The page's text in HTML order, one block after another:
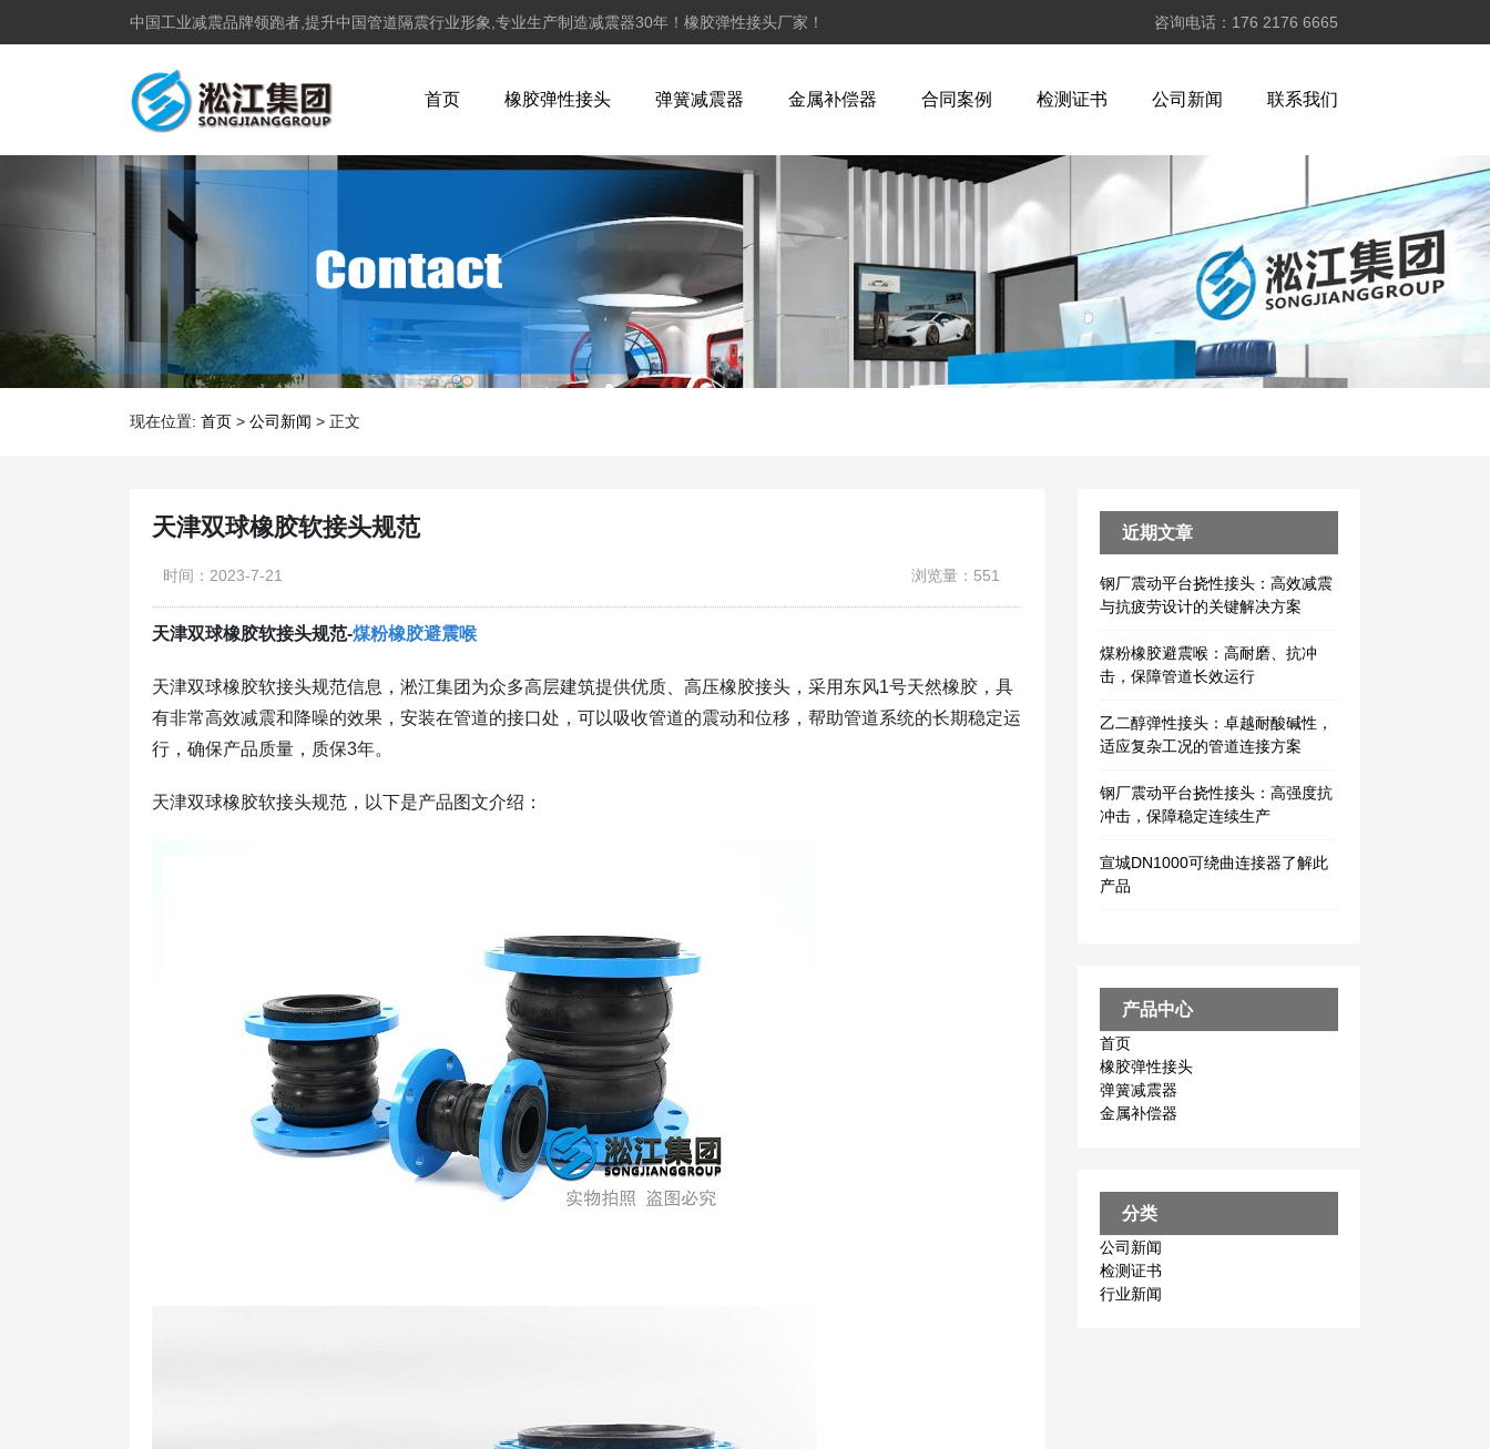
中国工业减震品牌领跑者,提升中国管道隔震行业形象,专业生产制造减震器30年！橡胶弹性接头厂家！ 咨询电话：176 2176 6665
首页 橡胶弹性接头 弹簧减震器 金属补偿器 合同案例 检测证书 公司新闻 联系我们
现在位置: 首页 > 公司新闻 > 正文
天津双球橡胶软接头规范
时间：2023-7-21 浏览量：551
天津双球橡胶软接头规范-煤粉橡胶避震喉
天津双球橡胶软接头规范信息，淞江集团为众多高层建筑提供优质、高压橡胶接头，采用东风1号天然橡胶，具
有非常高效减震和降噪的效果，安装在管道的接口处，可以吸收管道的震动和位移，帮助管道系统的长期稳定运
行，确保产品质量，质保3年。
天津双球橡胶软接头规范，以下是产品图文介绍：
近期文章
钢厂震动平台挠性接头：高效减震
与抗疲劳设计的关键解决方案
煤粉橡胶避震喉：高耐磨、抗冲
击，保障管道长效运行
乙二醇弹性接头：卓越耐酸碱性，
适应复杂工况的管道连接方案
钢厂震动平台挠性接头：高强度抗
冲击，保障稳定连续生产
宣城DN1000可绕曲连接器了解此
产品
产品中心
首页
橡胶弹性接头
弹簧减震器
金属补偿器
分类
公司新闻
检测证书
行业新闻